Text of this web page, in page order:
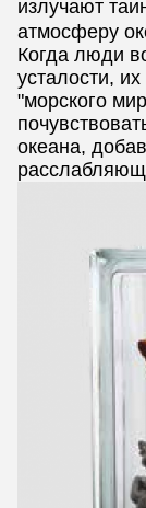
излучают
атмосферу
Когда люди
усталости,
"морского
океана,